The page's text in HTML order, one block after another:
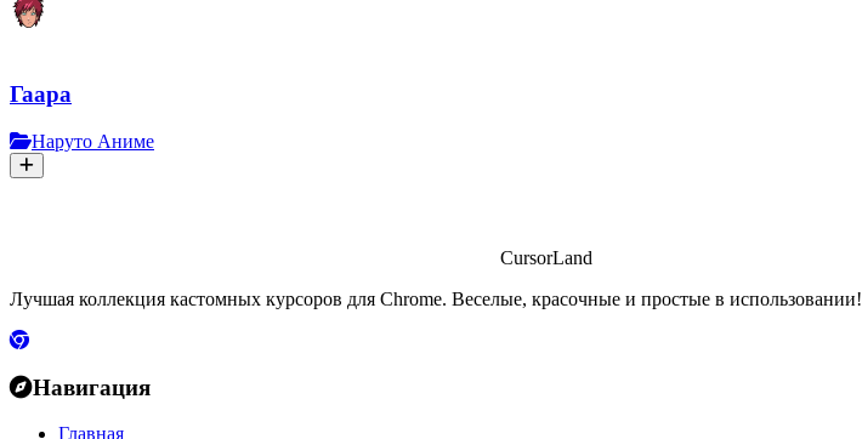
Гаара
Наруто Аниме
CursorLand
Лучшая коллекция кастомных курсоров для Chrome. Веселые, красочные и простые в использовании!
Навигация
Главная